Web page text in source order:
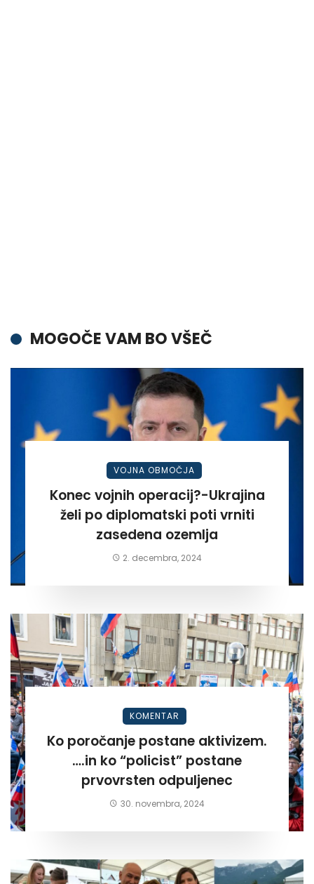
MOGOČE VAM BO VŠEČ
VOJNA OBMOČJA
Konec vojnih operacij?-Ukrajina
želi po diplomatski poti vrniti
zasedena ozemlja
2. decembra, 2024
KOMENTAR
Ko poročanje postane aktivizem.
….in ko “policist” postane
prvovrsten odpuljenec
30. novembra, 2024